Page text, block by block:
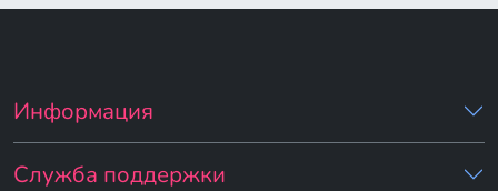
Информация
Служба поддержки